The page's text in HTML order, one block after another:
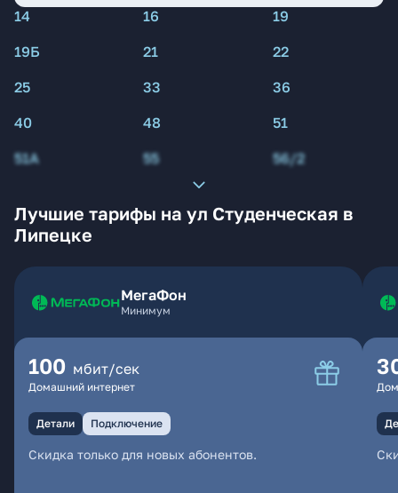
14 16
19
19Б
21
22
25
33
36
40
48
51
51А
55 56/2
Лучшие тарифы на ул Студенческая в
Липецке
МегаФон
Минимум
100 мбит/сек
Домашний интернет
Детали Подключение
Скидка только для новых абонентов.